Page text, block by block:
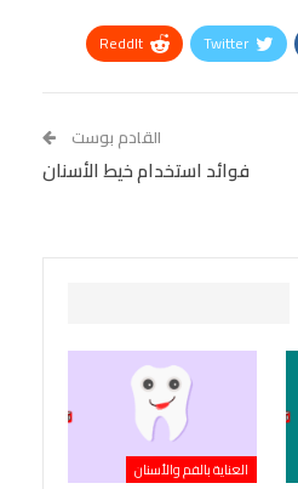
Twitter
ReddIt
StumbleUpon
VK
القادم بوست
فوائد استخدام خيط الأسنان
العناية بالفم والأسنان